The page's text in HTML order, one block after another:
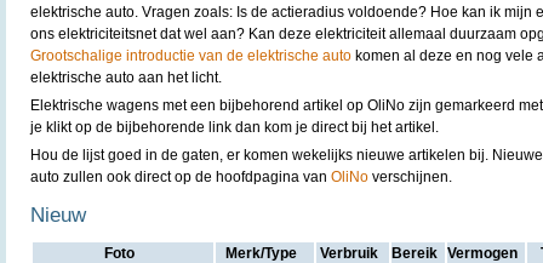
elektrische auto. Vragen zoals: Is de actieradius voldoende? Hoe kan ik mijn
ons elektriciteitsnet dat wel aan? Kan deze elektriciteit allemaal duurzaam
Grootschalige introductie van de elektrische auto komen al deze en nog vele
elektrische auto aan het licht.
Elektrische wagens met een bijbehorend artikel op OliNo zijn gemarkeerd
je klikt op de bijbehorende link dan kom je direct bij het artikel.
Hou de lijst goed in de gaten, er komen wekelijks nieuwe artikelen bij.
auto zullen ook direct op de hoofdpagina van OliNo verschijnen.
Nieuw
Foto Merk/Type Verbruik Bereik Vermogen